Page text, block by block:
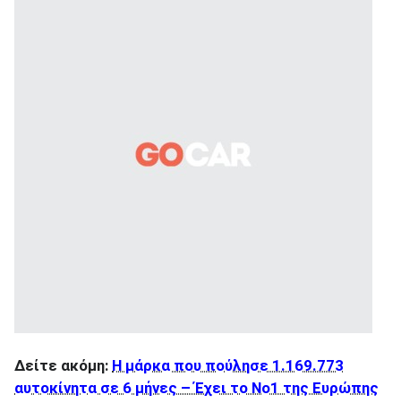
Δείτε ακόμη: Η μάρκα που πούλησε 1.169.773
αυτοκίνητα σε 6 μήνες – Έχει το Νο1 της Ευρώπης